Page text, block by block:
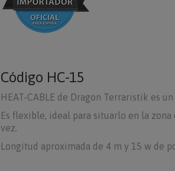
Código HC-15
HEAT-CABLE de Dragon Terraristik es un
Es flexible, ideal para situarlo en la
vez.
Longitud aproximada de 4 m y 15 w de